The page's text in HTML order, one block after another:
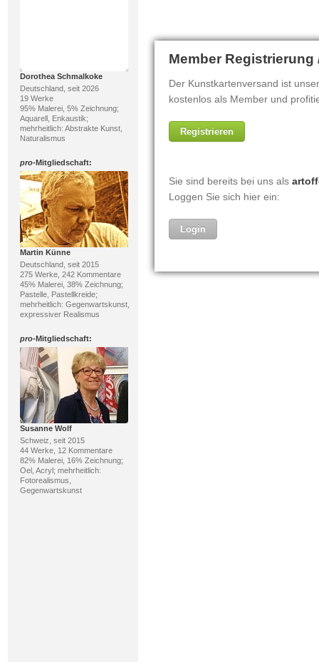
Dorothea Schmalkoke
Deutschland, seit 2026
19 Werke
95% Malerei, 5% Zeichnung;
Aquarell, Enkaustik;
mehrheitlich: Abstrakte Kunst,
Naturalismus
pro-Mitgliedschaft:
Martin Künne
Deutschland, seit 2015
275 Werke, 242 Kommentare
45% Malerei, 38% Zeichnung;
Pastelle, Pastellkreide;
mehrheitlich: Gegenwartskunst,
expressiver Realismus
pro-Mitgliedschaft:
Susanne Wolf
Schweiz, seit 2015
44 Werke, 12 Kommentare
82% Malerei, 16% Zeichnung;
Oel, Acryl; mehrheitlich:
Fotorealismus,
Gegenwartskunst